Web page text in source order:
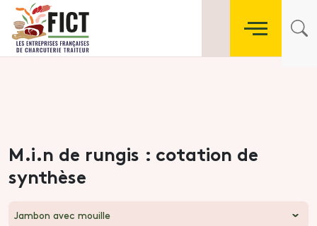
M.i.n de rungis : cotation de
synthèse
Jambon avec mouille